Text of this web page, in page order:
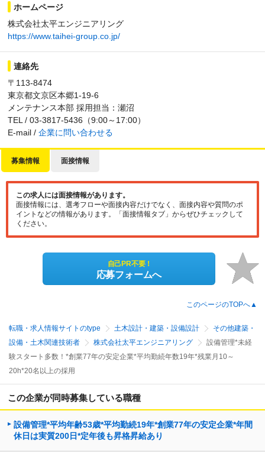
ホームページ
株式会社太平エンジニアリング
https://www.taihei-group.co.jp/
連絡先
〒113-8474
東京都文京区本郷1-19-6
メンテナンス本部 採用担当：瀬沼
TEL / 03-3817-5436（9:00～17:00）
E-mail / 企業に問い合わせる
募集情報 面接情報
この求人には面接情報があります。
面接情報には、選考フローや面接内容だけでなく、面接内容や質問のポ
イントなどの情報があります。「面接情報タブ」からぜひチェックして
ください。
自己PR不要！
応募フォームへ
このページのTOPへ▲
転職・求人情報サイトのtype 土木設計・建築・設備設計
その他建築・
設備・土木関連技術者
株式会社太平エンジニアリング
設備管理*未経
験スタート多数！*創業77年の安定企業*平均勤続年数19年*残業月10～
20h*20名以上の採用
この企業が同時募集している職種
設備管理*平均年齢53歳*平均勤続19年*創業77年の安定企業*年間
休日は実質200日*定年後も昇格昇給あり